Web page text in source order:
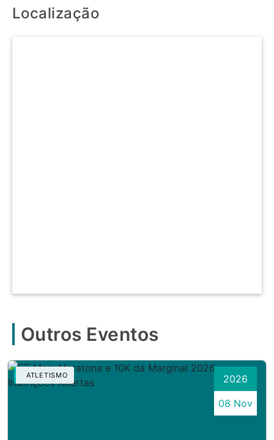
Localização
Outros Eventos
ATLETISMO
2026
08 Nov